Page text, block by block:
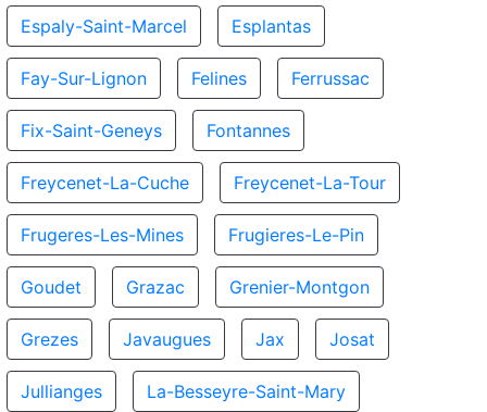
Espaly-Saint-Marcel Esplantas
Fay-Sur-Lignon Felines Ferrussac
Fix-Saint-Geneys Fontannes
Freycenet-La-Cuche Freycenet-La-Tour
Frugeres-Les-Mines Frugieres-Le-Pin
Goudet Grazac Grenier-Montgon
Grezes Javaugues Jax Josat
Jullianges La-Besseyre-Saint-Mary